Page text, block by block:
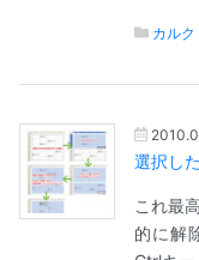
カルク
選択し
これ最
的に解